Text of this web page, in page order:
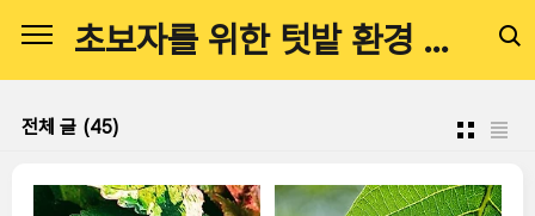
초보자를 위한 텃밭 환경 관리 전문 가이드
전체 글 (45)